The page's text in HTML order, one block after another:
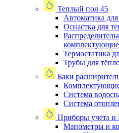
Теплый пол 45
Автоматика
Оснастка для
комплектующие
Термостатика
Трубы для
Баки
Система
Система
Приборы учета
Манометры и